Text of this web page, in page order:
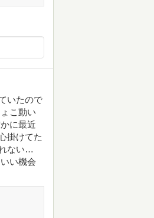
いたので
こ動い
に最近
掛けてた
ない…
い機会